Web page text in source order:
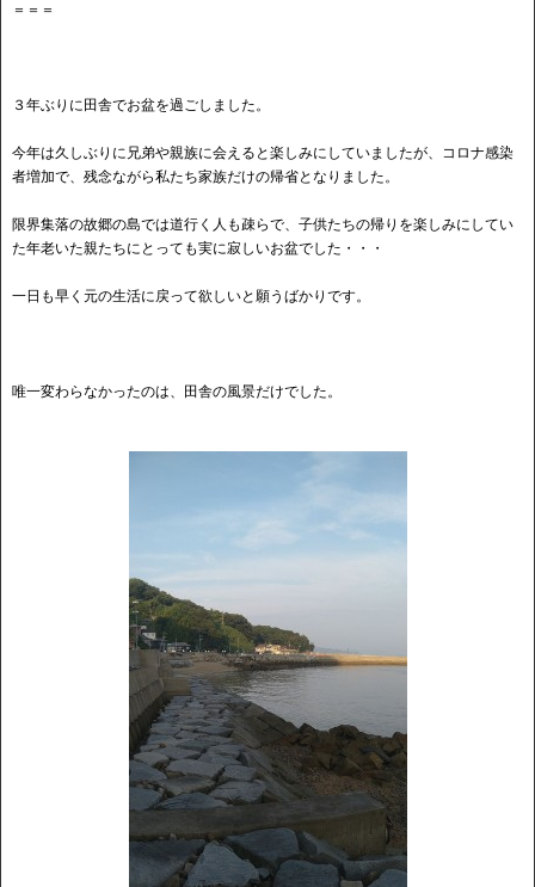
＝＝＝
３年ぶりに田舎でお盆を過ごしました。
今年は久しぶりに兄弟や親族に会えると楽しみにしていましたが、コロナ感染
者増加で、残念ながら私たち家族だけの帰省となりました。
限界集落の故郷の島では道行く人も疎らで、子供たちの帰りを楽しみにしてい
た年老いた親たちにとっても実に寂しいお盆でした・・・
一日も早く元の生活に戻って欲しいと願うばかりです。
唯一変わらなかったのは、田舎の風景だけでした。